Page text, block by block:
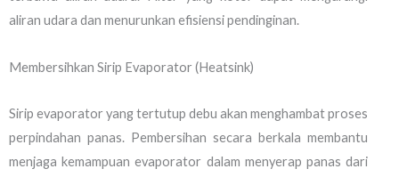
aliran udara dan menurunkan efisiensi pendinginan.
Membersihkan Sirip Evaporator (Heatsink)
Sirip evaporator yang tertutup debu akan menghambat proses
perpindahan panas. Pembersihan secara berkala membantu
menjaga kemampuan evaporator dalam menyerap panas dari